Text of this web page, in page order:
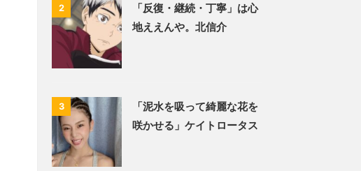
2
「反復・継続・丁寧」は心
地ええんや。北信介
3
「泥水を吸って綺麗な花を
咲かせる」ケイトロータス